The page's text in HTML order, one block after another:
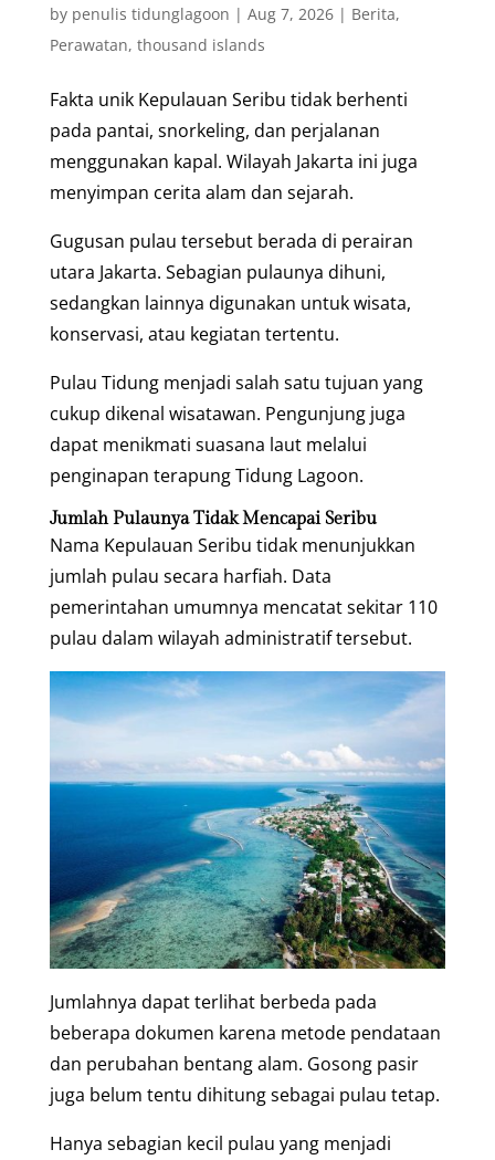
by penulis tidunglagoon | Aug 7, 2026| Berita,
Perawatan, thousand islands
Fakta unik Kepulauan Seribu tidak berhenti
pada pantai, snorkeling, dan perjalanan
menggunakan kapal. Wilayah Jakarta ini juga
menyimpan cerita alam dan sejarah.
Gugusan pulau tersebut berada di perairan
utara Jakarta. Sebagian pulaunya dihuni,
sedangkan lainnya digunakan untuk wisata,
konservasi, atau kegiatan tertentu.
Pulau Tidung menjadi salah satu tujuan yang
cukup dikenal wisatawan. Pengunjung juga
dapat menikmati suasana laut melalui
penginapan terapung Tidung Lagoon.
Jumlah Pulaunya Tidak Mencapai Seribu
Nama Kepulauan Seribu tidak menunjukkan
jumlah pulau secara harfiah. Data
pemerintahan umumnya mencatat sekitar 110
pulau dalam wilayah administratif tersebut.
Jumlahnya dapat terlihat berbeda pada
beberapa dokumen karena metode pendataan
dan perubahan bentang alam. Gosong pasir
juga belum tentu dihitung sebagai pulau tetap.
Hanya sebagian kecil pulau yang menjadi